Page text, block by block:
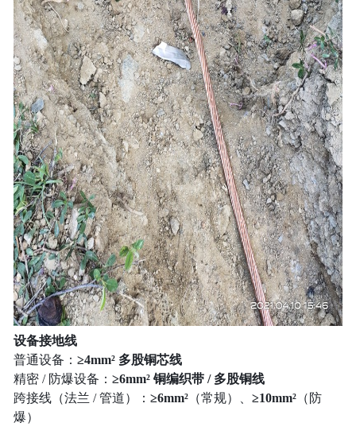
设备接地线
普通设备： ≥4mm² 多股铜芯线
精密 / 防爆设备： ≥6mm² 铜编织带 / 多股铜线
跨接线（法兰 / 管道）： ≥6mm²（常规）、 ≥10mm²（防
爆）